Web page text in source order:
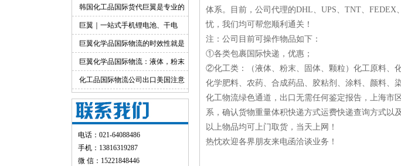
工货物跨境物流解决方案
韩国化工品国际货代巨翼是专业的
巨翼｜一站式手机锂电池、干电
池、纯电池国际快递出口
巨翼化学品国际物流的时效性就是
快！巨翼化学品国际物流：液体，粉末
均可邮寄
化工品国际物流公司出口美国注意
事项
电话：021-64088486
手机：13816319287
微 信：15221848446
体系。目前，公司代理的DHL、UPS、TNT、
忧，我们均可帮您顺利通关！
注：公司目前可操作物品如下：
①各类包裹国际快递，优惠；
②化工类：（液体、粉末、固体、颗粒）化工原料、
化学肥料、农药、合成药品、胶粘剂、涂料、颜料、
化工物流绿色通道，出口无需任何鉴定报告，上海市
系，确认货物重量体积快递方式运费快递查询方式以
以上物品均可上门取货，当天上网！
热忱欢迎各界朋友来电函洽谈业务！